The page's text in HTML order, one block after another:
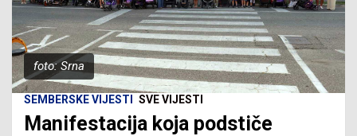
foto: Srna
SEMBERSKE VIJESTI SVE VIJESTI
Manifestacija koja podstiče